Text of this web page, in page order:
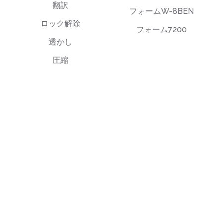
翻訳
ロック解除
透かし
圧縮
フォームW-8BEN
フォーム7200